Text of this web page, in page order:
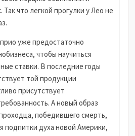
Так что легкой прогулки у Лео не
уже предостаточно
чтобы научиться
ставки. В последние годы
той продукции
присутствует
А новый образ
победившего смерть,
подпитки духа новой Америки,